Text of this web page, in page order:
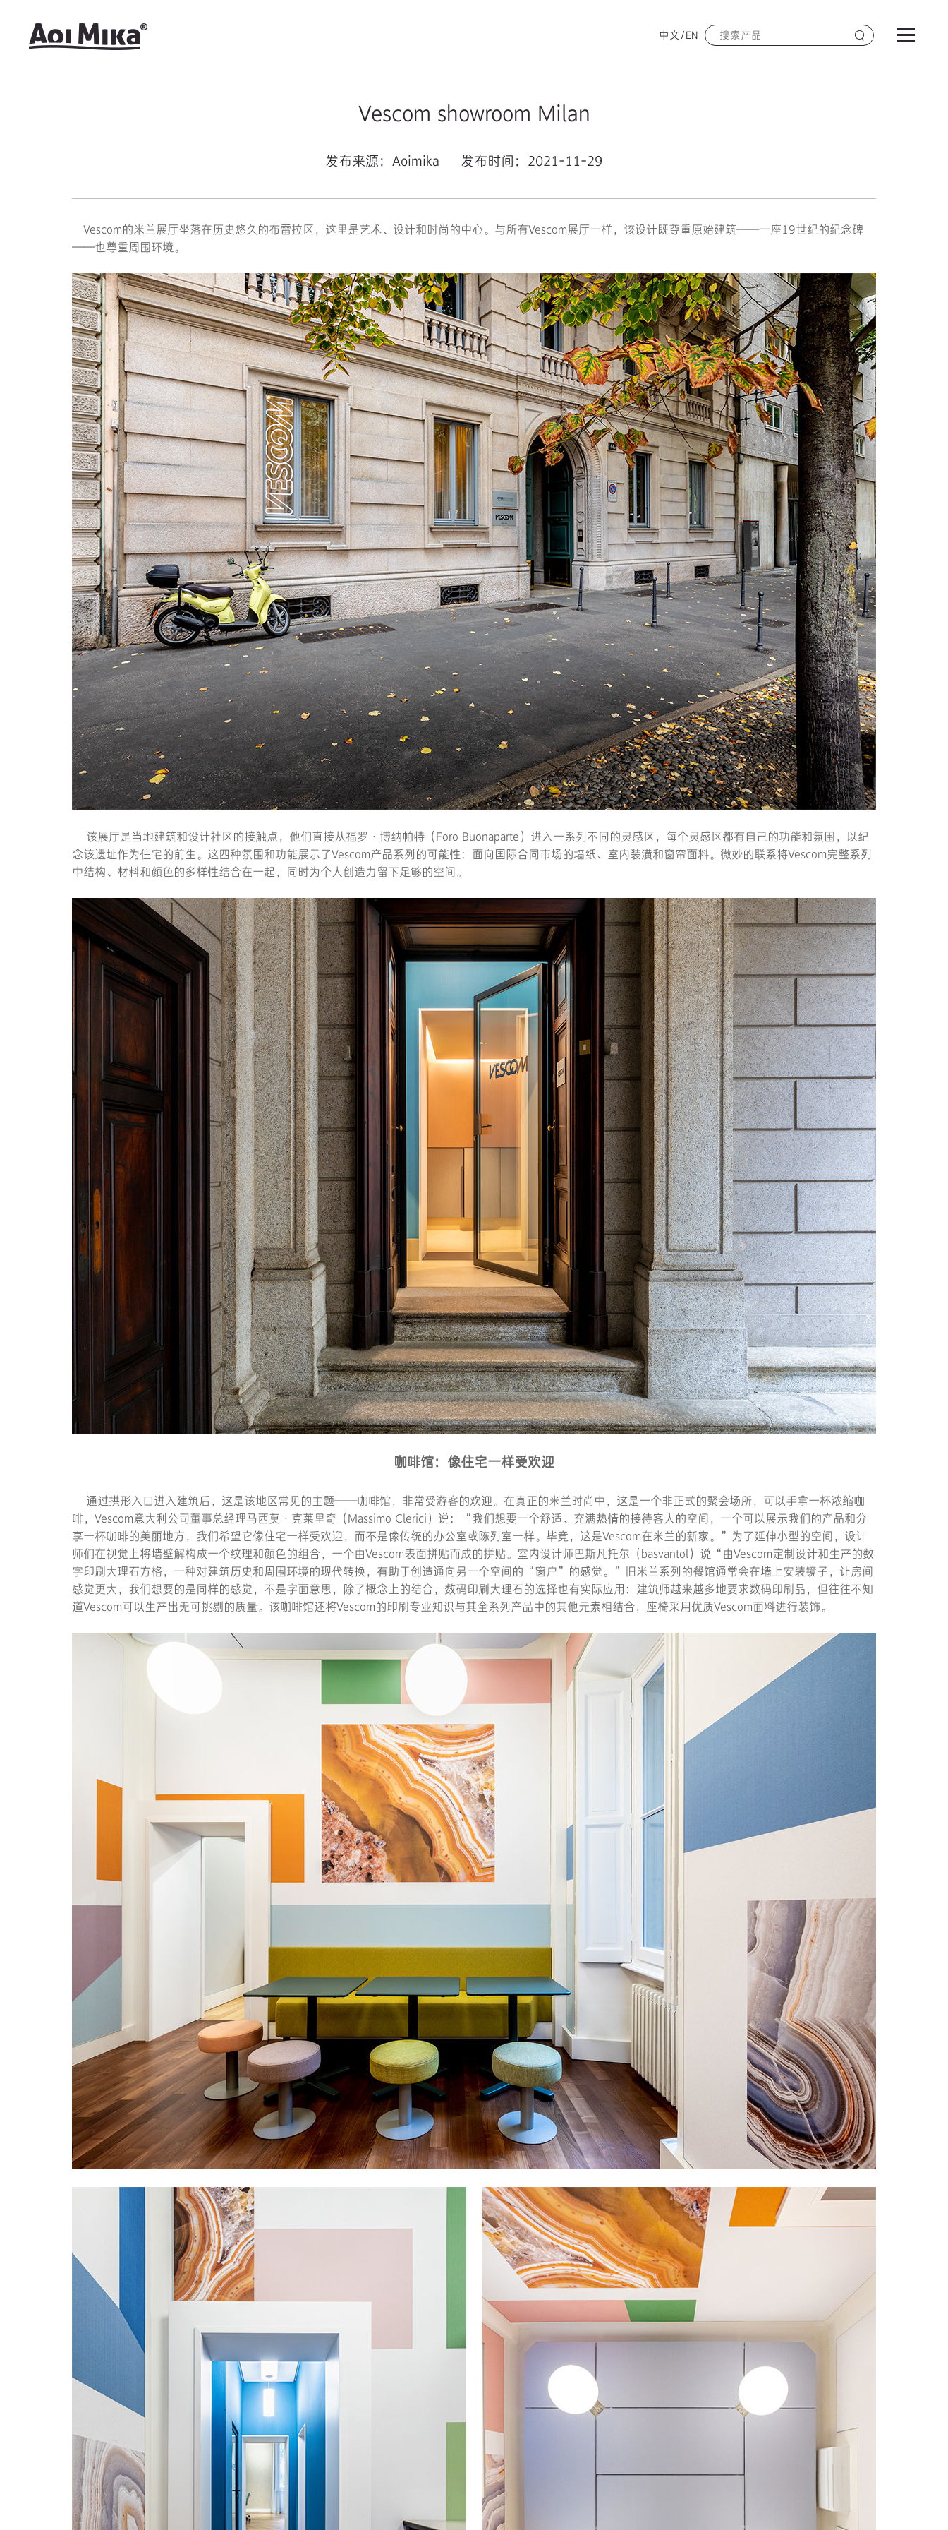
中文/EN
Vescom showroom Milan
发布来源：Aoimika 发布时间：2021-11-29
Vescom的米兰展厅坐落在历史悠久的布雷拉区，这里是艺术、设计和时尚的中心。与所有Vescom展厅一样，该设计既尊重原始建筑——一座19世纪的纪念碑
——也尊重周围环境。
该展厅是当地建筑和设计社区的接触点，他们直接从福罗·博纳帕特（Foro Buonaparte）进入一系列不同的灵感区，每个灵感区都有自己的功能和氛围，以纪
念该遗址作为住宅的前生。这四种氛围和功能展示了Vescom产品系列的可能性：面向国际合同市场的墙纸、室内装潢和窗帘面料。微妙的联系将Vescom完整系列
中结构、材料和颜色的多样性结合在一起，同时为个人创造力留下足够的空间。
咖啡馆：像住宅一样受欢迎
通过拱形入口进入建筑后，这是该地区常见的主题——咖啡馆，非常受游客的欢迎。在真正的米兰时尚中，这是一个非正式的聚会场所，可以手拿一杯浓缩咖
啡，Vescom意大利公司董事总经理马西莫·克莱里奇（Massimo Clerici）说：“我们想要一个舒适、充满热情的接待客人的空间，一个可以展示我们的产品和分
享一杯咖啡的美丽地方，我们希望它像住宅一样受欢迎，而不是像传统的办公室或陈列室一样。毕竟，这是Vescom在米兰的新家。”为了延伸小型的空间，设计
师们在视觉上将墙壁解构成一个纹理和颜色的组合，一个由Vescom表面拼贴而成的拼贴。室内设计师巴斯凡托尔（basvantol）说“由Vescom定制设计和生产的数
字印刷大理石方格，一种对建筑历史和周围环境的现代转换，有助于创造通向另一个空间的“窗户”的感觉。”旧米兰系列的餐馆通常会在墙上安装镜子，让房间
感觉更大，我们想要的是同样的感觉，不是字面意思，除了概念上的结合，数码印刷大理石的选择也有实际应用：建筑师越来越多地要求数码印刷品，但往往不知
道Vescom可以生产出无可挑剔的质量。该咖啡馆还将Vescom的印刷专业知识与其全系列产品中的其他元素相结合，座椅采用优质Vescom面料进行装饰。